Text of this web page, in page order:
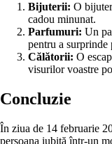
Bijuterii: O
cadou minunat.
Parfumuri: Un
pentru a surprinde
Călătorii: O
visurilor voastre
Concluzie
În ziua de 14 februarie
persoana iubită într-un